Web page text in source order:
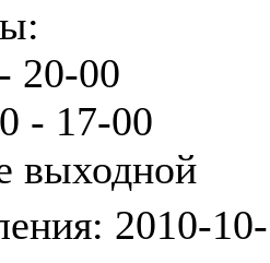
20-00
- 17-00
выходной
2010-